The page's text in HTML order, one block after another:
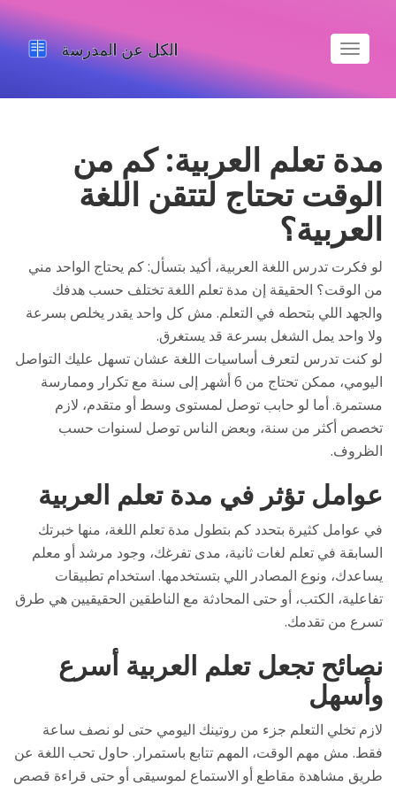
تبديل
الملاحة
مدة تعلم العربية: كم من
الوقت تحتاج لتتقن اللغة
العربية؟
لو فكرت تدرس اللغة العربية، أكيد بتسأل: كم يحتاج الواحد مني
من الوقت؟ الحقيقة إن مدة تعلم اللغة تختلف حسب هدفك
والجهد اللي بتحطه في التعلم. مش كل واحد يقدر يخلص بسرعة
ولا واحد يمل الشغل بسرعة قد يستغرق.
لو كنت تدرس لتعرف أساسيات اللغة عشان تسهل عليك التواصل
اليومي، ممكن تحتاج من 6 أشهر إلى سنة مع تكرار وممارسة
مستمرة. أما لو حابب توصل لمستوى وسط أو متقدم، لازم
تخصص أكثر من سنة، وبعض الناس توصل لسنوات حسب
الظروف.
عوامل تؤثر في مدة تعلم العربية
في عوامل كثيرة بتحدد كم بتطول مدة تعلم اللغة، منها خبرتك
السابقة في تعلم لغات ثانية، مدى تفرغك، وجود مرشد أو معلم
يساعدك، ونوع المصادر اللي بتستخدمها. استخدام تطبيقات
تفاعلية، الكتب، أو حتى المحادثة مع الناطقين الحقيقيين هي طرق
تسرع من تقدمك.
نصائح تجعل تعلم العربية أسرع
وأسهل
لازم تخلي التعلم جزء من روتينك اليومي حتى لو نصف ساعة
فقط. مش مهم الوقت، المهم تتابع باستمرار. حاول تحب اللغة عن
طريق مشاهدة مقاطع أو الاستماع لموسيقى أو حتى قراءة قصص